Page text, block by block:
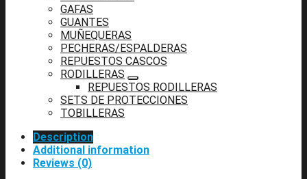
GAFAS
GUANTES
MUÑEQUERAS
PECHERAS/ESPALDERAS
REPUESTOS CASCOS
RODILLERAS
REPUESTOS RODILLERAS
SETS DE PROTECCIONES
TOBILLERAS
Description
Additional information
Reviews (0)